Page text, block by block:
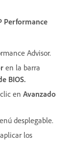
Performance
Advisor.
en la barra
BIOS.
en Avanzado
desplegable.
los